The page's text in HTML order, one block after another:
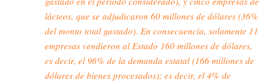
lácteos, que se adjudicaron 60 millones de dólares (36%
del monto total gastado). En consecuencia, solamente 11
empresas vendieron al Estado 160 millones de dólares,
es decir, el 96% de la demanda estatal (166 millones de
dólares de bienes procesados); es decir, el 4% de